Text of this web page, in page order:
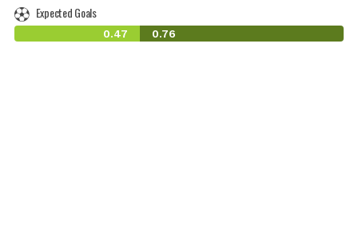
Expected Goals
0.47 0.76